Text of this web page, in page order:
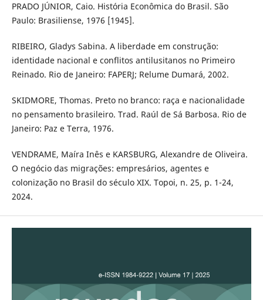
PRADO JÚNIOR, Caio. História Econômica do Brasil. São
Paulo: Brasiliense, 1976 [1945].
RIBEIRO, Gladys Sabina. A liberdade em construção:
identidade nacional e conflitos antilusitanos no Primeiro
Reinado. Rio de Janeiro: FAPERJ; Relume Dumará, 2002.
SKIDMORE, Thomas. Preto no branco: raça e nacionalidade
no pensamento brasileiro. Trad. Raúl de Sá Barbosa. Rio de
Janeiro: Paz e Terra, 1976.
VENDRAME, Maíra Inês e KARSBURG, Alexandre de Oliveira.
O negócio das migrações: empresários, agentes e
colonização no Brasil do século XIX. Topoi, n. 25, p. 1-24,
2024.